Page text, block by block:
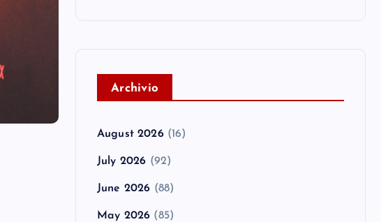
Archivio
August 2026(16)
July 2026 (92)
June 2026 (88)
May 2026 (85)